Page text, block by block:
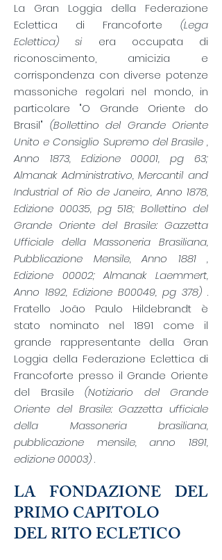
La Gran Loggia della Federazione
Eclettica di Francoforte (Lega
Eclettica) siera occupata di
riconoscimento, amicizia e
corrispondenza con diverse potenze
massoniche regolari nel mondo, in
particolare "O Grande Oriente do
Brasil" (Bollettino del Grande Oriente
Unito e Consiglio Supremo del Brasile ,
Anno 1873, Edizione 00001, pg 63;
Almanak Administrativo, Mercantil and
Industrial of Rio de Janeiro, Anno 1878,
Edizione 00035, pg 518; Bollettino del
Grande Oriente del Brasile: Gazzetta
Ufficiale della Massoneria Brasiliana,
Pubblicazione Mensile, Anno 1881 ,
Edizione 00002; Almanak Laemmert,
Anno 1892, Edizione B00049, pg 378) .
Fratello João Paulo Hildebrandt è
stato nominato nel 1891 come il
grande rappresentante della Gran
Loggia della Federazione Eclettica di
Francoforte presso il Grande Oriente
del Brasile (Notiziario del Grande
Oriente del Brasile: Gazzetta ufficiale
della Massoneria brasiliana,
pubblicazione mensile, anno 1891,
edizione 00003).
LA FONDAZIONE DEL
PRIMO CAPITOLO
DEL RITO ECLETICO